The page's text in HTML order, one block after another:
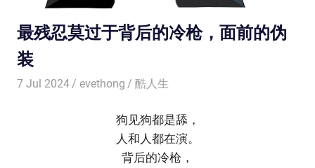
最残忍莫过于背后的冷枪，面前的伪
装
7 Jul 2024 evethong 酷人生
狗见狗都是舔，
人和人都在演。
背后的冷枪，